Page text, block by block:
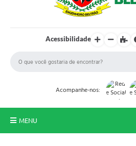
Acessibilidade
Acompanhe-nos:
MENU